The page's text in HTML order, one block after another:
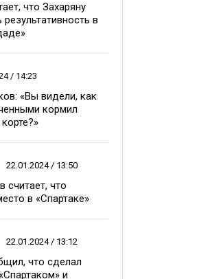
что Захаряну
в
/ 14:23
«Вы видели, как
кормил
22.01.2024 / 13:50
считает, что
в «Спартаке»
22.01.2024 / 13:12
что сделал
и